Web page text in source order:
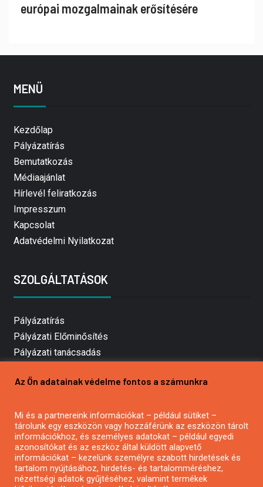
európai mozgalmainak erősítésére
MENÜ
Kezdőlap
Pályázatírás
Bemutatkozás
Médiaajánlat
Hírlevél feliratkozás
Impresszum
Kapcsolat
Adatvédelmi Nyilatkozat
SZOLGÁLTATÁSOK
Pályázatírás
Pályázati Előminősítés
Pályázati tanácsadás
Mezőgazdasági pályázatírás
Pályázatírás civil szervezeteknek
Pályázatírás önkormányzatoknak
Pályázatfigyelés
Specifikus pályázatfigyelés vagy hírlevél
Az Ön adatainak védelme fontos a számunkra
Mi és a partnereink információkat – például sütiket –
tárolunk egy eszközön vagy hozzáférünk az eszközön tárolt
információkhoz, és személyes adatokat – például egyedi
azonosítókat és az eszköz által küldött alapvető
információkat – kezelünk személyre szabott hirdetések és
tartalom nyújtásához, hirdetés- és tartalomméréshez,
nézettségi adatok gyűjtéséhez, valamint termékek